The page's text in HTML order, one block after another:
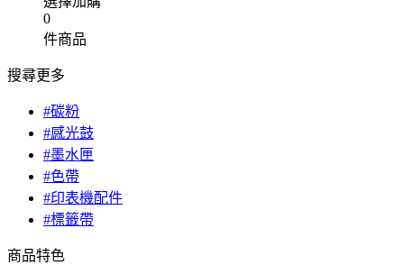
0
件商品
搜尋更多
#碳粉
#感光鼓
#墨水匣
#色帶
#印表機配件
#標籤帶
商品特色